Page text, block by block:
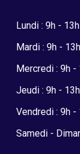
Lundi : 9h -
Mardi : 9h -
Mercredi : 9h
Jeudi : 9h -
Vendredi : 9h
Samedi -